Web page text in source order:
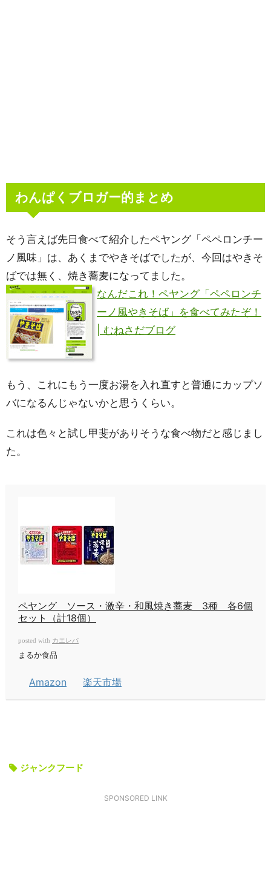
わんぱくブロガー的まとめ
そう言えば先日食べて紹介したペヤング「ペペロンチー
ノ風味」は、あくまでやきそばでしたが、今回はやきそ
ばでは無く、焼き蕎麦になってました。
なんだこれ！ペヤング「ペペロンチ
ーノ風やきそば」を食べてみたぞ！
| むねさだブログ
もう、これにもう一度お湯を入れ直すと普通にカップソ
バになるんじゃないかと思うくらい。
これは色々と試し甲斐がありそうな食べ物だと感じまし
た。
ペヤング ソース・激辛・和風焼き蕎麦 3種 各6個
セット（計18個）
posted with カエレバ
まるか食品
Amazon 楽天市場
ジャンクフード
SPONSORED LINK